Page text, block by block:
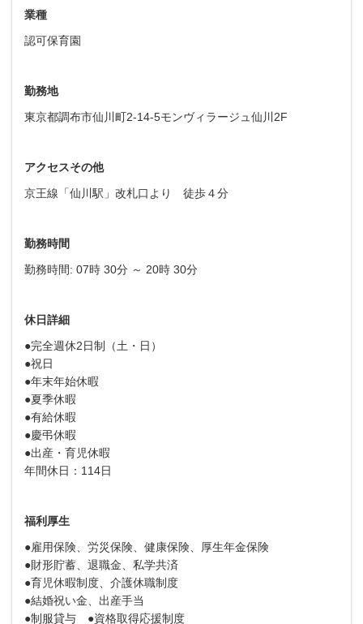
業種
認可保育園
勤務地
東京都調布市仙川町2-14-5モンヴィラージュ仙川2F
アクセスその他
京王線「仙川駅」改札口より 徒歩４分
勤務時間
勤務時間: 07時 30分 ～ 20時 30分
休日詳細
●完全週休2日制（土・日）
●祝日
●年末年始休暇
●夏季休暇
●有給休暇
●慶弔休暇
●出産・育児休暇
年間休日：114日
福利厚生
●雇用保険、労災保険、健康保険、厚生年金保険
●財形貯蓄、退職金、私学共済
●育児休暇制度、介護休職制度
●結婚祝い金、出産手当
●制服貸与 ●資格取得応援制度